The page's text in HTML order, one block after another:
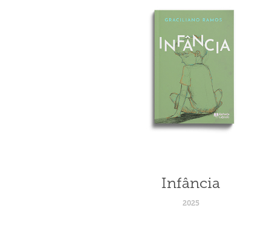
Infância
2025